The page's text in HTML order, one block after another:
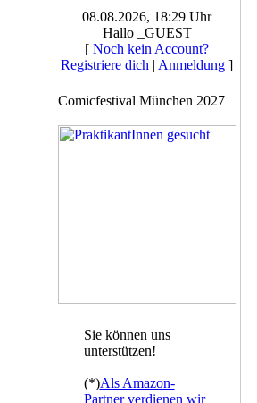
08.08.2026, 18:29 Uhr
Hallo _GUEST
[ Noch kein Account?
Registriere dich | Anmeldung ]
Comicfestival München 2027
Sie können uns
unterstützen!
(*)Als Amazon-
Partner verdienen wir